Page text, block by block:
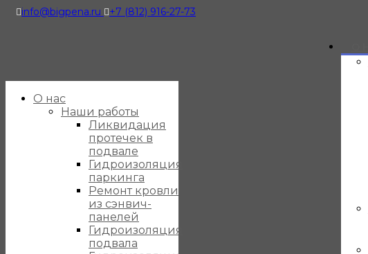
info@bigpena.ru +7 (812) 916-27-73
О нас
Наши работы
Ликвидация
протечек в
подвале
Гидроизоляция
паркинга
Ремонт кровли
из сэнвич-
панелей
Гидроизоляция
подвала